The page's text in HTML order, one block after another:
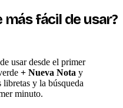
más fácil de usar?
usar desde el primer
+ Nueva Nota y
libretas y la búsqueda
minuto.